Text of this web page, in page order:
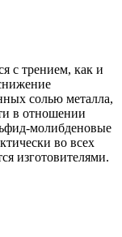
с трением, как и
солью металла,
в отношении
молибденовые
во всех
изготовителями.